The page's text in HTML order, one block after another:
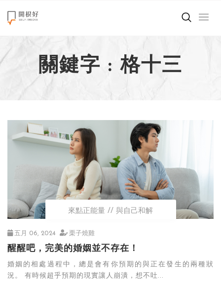
來點正能量
世界在想什麼
創造美好生活
職場商業經濟
關於我們
關鍵字 : 格十三
來點正能量 與自己和解
五月 06, 2024 栗子燒雞
醒醒吧，完美的婚姻並不存在！
婚姻的相處過程中，總是會有你預期的與正在發生的兩種狀
況。 有時候超乎預期的現實讓人崩潰，想不吐...